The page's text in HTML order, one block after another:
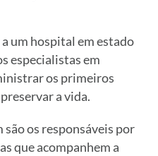
um hospital em estado
especialistas em
os primeiros
a vida.
os responsáveis por
que acompanhem a